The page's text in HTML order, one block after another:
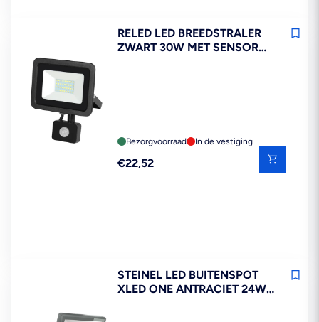
RELED LED BREEDSTRALER
ZWART 30W MET SENSOR
Bezorgvoorraad In de vestiging
Reguliere
€22,52
STEINEL LED BUITENSPOT
XLED ONE ANTRACIET 24W